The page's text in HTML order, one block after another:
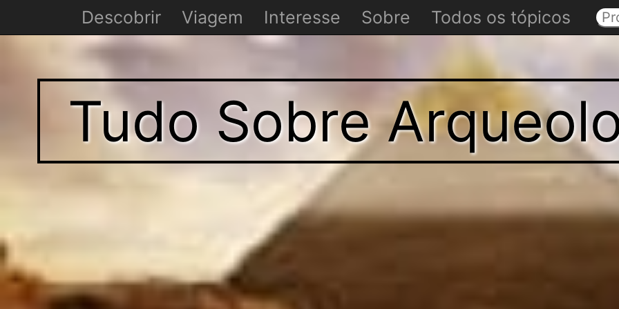
Tudo Sobre
Descobrir Viagem Interesse Sobre Todos os tópicos